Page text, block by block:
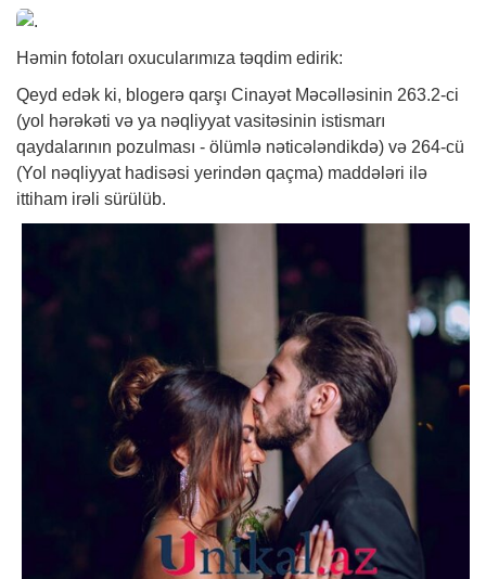
Həmin fotoları oxucularımıza təqdim edirik:
Qeyd edək ki, blogerə qarşı Cinayət Məcəlləsinin 263.2-ci
(yol hərəkəti və ya nəqliyyat vasitəsinin istismarı
qaydalarının pozulması - ölümlə nəticələndikdə) və 264-cü
(Yol nəqliyyat hadisəsi yerindən qaçma) maddələri ilə
ittiham irəli sürülüb.